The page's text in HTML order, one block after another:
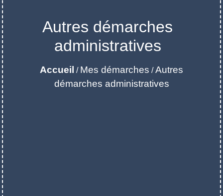
Autres démarches
administratives
Accueil / Mes démarches /Autres
démarches administratives